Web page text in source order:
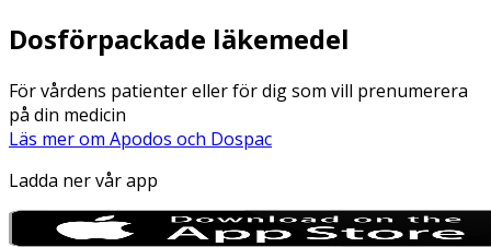
Dosförpackade läkemedel
För vårdens patienter eller för dig som vill prenumerera
på din medicin
Läs mer om Apodos och Dospac
Ladda ner vår app